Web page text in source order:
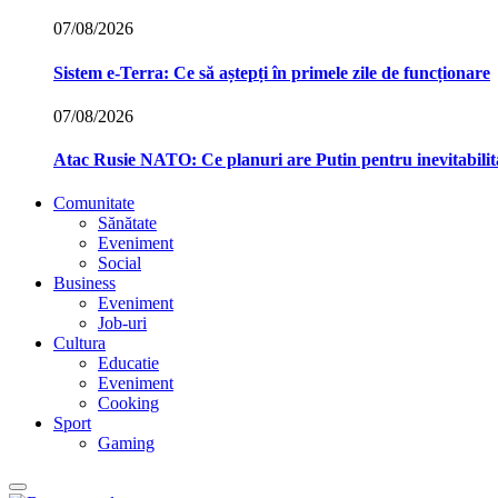
07/08/2026
Sistem e-Terra: Ce să aștepți în primele zile de funcționare
07/08/2026
Atac Rusie NATO: Ce planuri are Putin pentru
Comunitate
Sănătate
Eveniment
Social
Business
Eveniment
Job-uri
Cultura
Educatie
Eveniment
Cooking
Sport
Gaming